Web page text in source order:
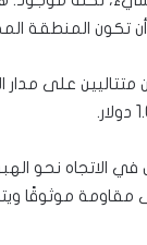
تكون المنطقة
مقاومة موثوقًا